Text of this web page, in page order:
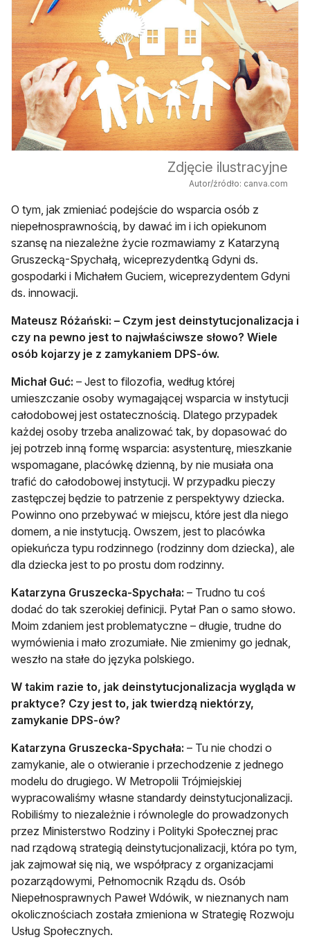
Zdjęcie ilustracyjne
Autor/źródło: canva.com
O tym, jak zmieniać podejście do wsparcia osób z
niepełnosprawnością, by dawać im i ich opiekunom
szansę na niezależne życie rozmawiamy z Katarzyną
Gruszecką-Spychałą, wiceprezydentką Gdyni ds.
gospodarki i Michałem Guciem, wiceprezydentem Gdyni
ds. innowacji.
Mateusz Różański: – Czym jest deinstytucjonalizacja i
czy na pewno jest to najwłaściwsze słowo? Wiele
osób kojarzy je z zamykaniem DPS-ów.
Michał Guć: – Jest to filozofia, według której
umieszczanie osoby wymagającej wsparcia w instytucji
całodobowej jest ostatecznością. Dlatego przypadek
każdej osoby trzeba analizować tak, by dopasować do
jej potrzeb inną formę wsparcia: asystenturę, mieszkanie
wspomagane, placówkę dzienną, by nie musiała ona
trafić do całodobowej instytucji. W przypadku pieczy
zastępczej będzie to patrzenie z perspektywy dziecka.
Powinno ono przebywać w miejscu, które jest dla niego
domem, a nie instytucją. Owszem, jest to placówka
opiekuńcza typu rodzinnego (rodzinny dom dziecka), ale
dla dziecka jest to po prostu dom rodzinny.
Katarzyna Gruszecka-Spychała: – Trudno tu coś
dodać do tak szerokiej definicji. Pytał Pan o samo słowo.
Moim zdaniem jest problematyczne – długie, trudne do
wymówienia i mało zrozumiałe. Nie zmienimy go jednak,
weszło na stałe do języka polskiego.
W takim razie to, jak deinstytucjonalizacja wygląda w
praktyce? Czy jest to, jak twierdzą niektórzy,
zamykanie DPS-ów?
Katarzyna Gruszecka-Spychała: – Tu nie chodzi o
zamykanie, ale o otwieranie i przechodzenie z jednego
modelu do drugiego. W Metropolii Trójmiejskiej
wypracowaliśmy własne standardy deinstytucjonalizacji.
Robiliśmy to niezależnie i równolegle do prowadzonych
przez Ministerstwo Rodziny i Polityki Społecznej prac
nad rządową strategią deinstytucjonalizacji, która po tym,
jak zajmował się nią, we współpracy z organizacjami
pozarządowymi, Pełnomocnik Rządu ds. Osób
Niepełnosprawnych Paweł Wdówik, w nieznanych nam
okolicznościach została zmieniona w Strategię Rozwoju
Usług Społecznych.